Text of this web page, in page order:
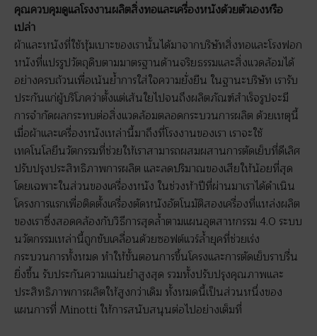
คุณควบคุมดูแลโรงงานผลิตสิ่งทอและเครื่องหนังด้วยตัวเองหรือ
เปล่า
ผ้าและหนังที่ใช้หุ้มเบาะของเรานั้นได้มาจากบริษัทสิ่งทอและโรงฟอก
หนังที่แปรรูปวัตถุดิบตามมาตรฐานด้านจริยธรรมและสิ่งแวดล้อมได้
อย่างครบถ้วนเพื่อเน้นย้ำการใส่ใจความยั่งยืน ในฐานะบริษัท เรารับ
ประกันแก่ผู้บริโภคว่าตั้งแต่เส้นใยไปจนถึงผลิตภัณฑ์สำเร็จรูปจะมี
การจำกัดผลกระทบต่อสิ่งแวดล้อมตลอดกระบวนการผลิต ด้วยเหตุนี้
เมื่อผ้าและเครื่องหนังเหล่านี้มาถึงที่โรงงานของเรา เราจะใช้
เทคโนโลยีนวัตกรรมที่ช่วยให้เราสามารถผสมผสานการตัดเย็บที่ดีเลิศ
ปรับปรุงประสิทธิภาพการผลิต และลดปริมาณของเสียให้น้อยที่สุด
โดยเฉพาะในส่วนของเครื่องหนัง ในช่วงห้าปีที่ผ่านมาเราได้ดำเนิน
โครงการแรกเพื่อติดตั้งเครื่องตัดหนังอัตโนมัติสองเครื่องที่แหล่งผลิต
ของเราซึ่งสอดคล้องกับวิธีการสุดล้ำตามแผนอุตสาหกรรม 4.0 ระบบ
นวัตกรรมเหล่านี้ถูกขับเคลื่อนด้วยซอฟต์แวร์ล้ำยุคที่ช่วยเร่ง
กระบวนการทั้งหมด ทำให้ขั้นตอนการขึ้นโครงและการตัดเย็บราบรื่น
ยิ่งขึ้น รับประกันความแม่นยำสูงสุด รวมทั้งปรับปรุงคุณภาพและ
ประสิทธิภาพการผลิตให้สูงกว่าเดิม ทั้งหมดนี้เป็นส่วนหนึ่งของ
แผนการที่ Minotti ให้การสนับสนุนต่อไปอย่างเต็มที่